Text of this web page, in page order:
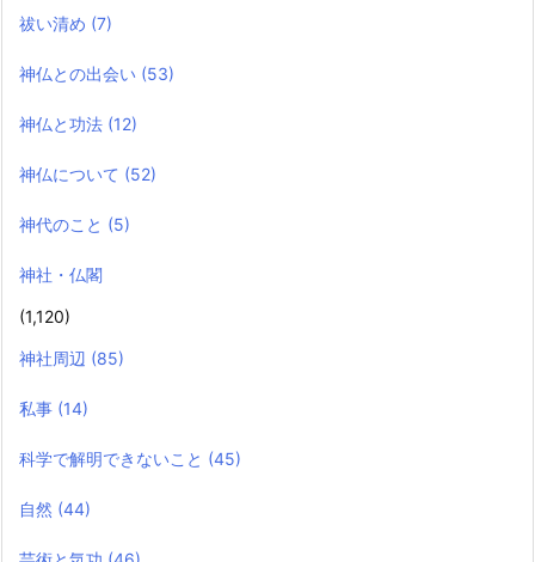
祓い清め (7)
神仏との出会い (53)
神仏と功法 (12)
神仏について (52)
神代のこと (5)
神社・仏閣
(1,120)
神社周辺 (85)
私事 (14)
科学で解明できないこと (45)
自然 (44)